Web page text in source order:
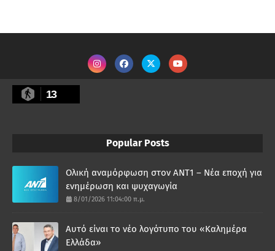
13
Popular Posts
Ολική αναμόρφωση στον ΑΝΤ1 – Νέα εποχή για
ενημέρωση και ψυχαγωγία
8/01/2026 11:04:00 π.μ.
Αυτό είναι το νέο λογότυπο του «Καλημέρα
Ελλάδα»